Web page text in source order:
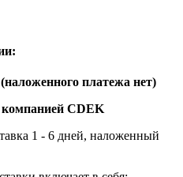
платежа нет)
компанией CDEK
1 - 6 дней, наложенный